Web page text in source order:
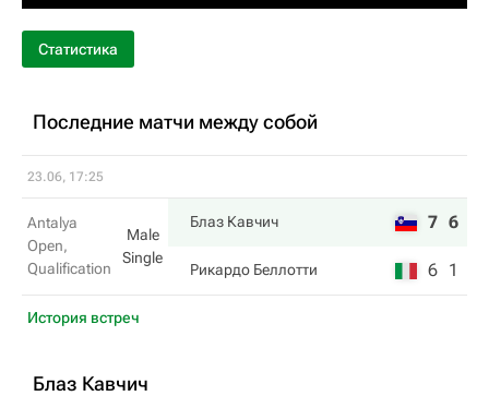
Статистика
Последние матчи между собой
23.06, 17:25
Antalya
Open,
Qualification
Male
Single
Блаз Кавчич 7 6
Рикардо Беллотти 6 1
История встреч
Блаз Кавчич